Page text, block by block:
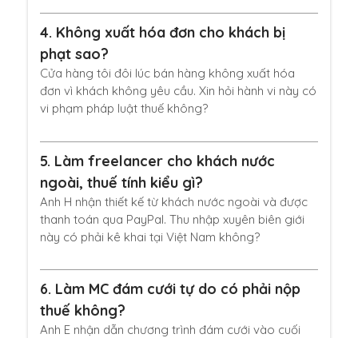
4. Không xuất hóa đơn cho khách bị
phạt sao?
Cửa hàng tôi đôi lúc bán hàng không xuất hóa
đơn vì khách không yêu cầu. Xin hỏi hành vi này có
vi phạm pháp luật thuế không?
5. Làm freelancer cho khách nước
ngoài, thuế tính kiểu gì?
Anh H nhận thiết kế từ khách nước ngoài và được
thanh toán qua PayPal. Thu nhập xuyên biên giới
này có phải kê khai tại Việt Nam không?
6. Làm MC đám cưới tự do có phải nộp
thuế không?
Anh E nhận dẫn chương trình đám cưới vào cuối